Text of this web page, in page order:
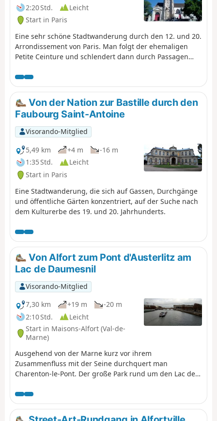
2:20 Std.
Leicht
Start in Paris
Eine sehr schöne Stadtwanderung durch den 12. und 20.
Arrondissement von Paris. Man folgt der ehemaligen
Petite Ceinture und schlendert dann durch Passagen
insbesondere rund um die Rue des Vignoles. Die
moderne und strenge Kirche Saint-Esprit und die älteste
und charmante Kirche von Charonne bilden zwei
wunderschöne und kontrastreiche historische Akzente.
Von der Nation zur Bastille durch den
Faubourg Saint-Antoine
Visorando-Mitglied
5,49 km
+4 m
-16 m
1:35 Std.
Leicht
Start in Paris
Eine Stadtwanderung, die sich auf Gassen, Durchgänge
und öffentliche Gärten konzentriert, auf der Suche nach
dem Kulturerbe des 19. und 20. Jahrhunderts.
Von Alfort zum Pont d'Austerlitz am
Lac de Daumesnil
Visorando-Mitglied
7,30 km
+19 m
-20 m
2:10 Std.
Leicht
Start in Maisons-Alfort (Val-de-
Marne)
Ausgehend von der Marne kurz vor ihrem
Zusammenfluss mit der Seine durchquert man
Charenton-le-Pont. Der große Park rund um den Lac de
Paris betritt. Nach einem Spaziergang durch den Parc de
Bercy überquert man die Seine auf einer
Fußgängerbrücke, bevor man den Bahnhof Austerlitz in